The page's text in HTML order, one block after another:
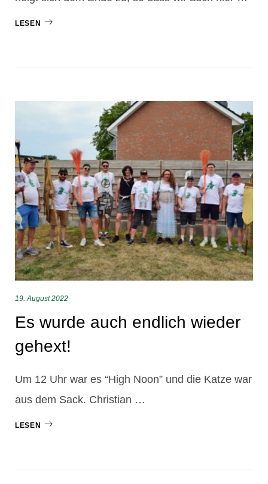
LESEN
19. August 2022
Es wurde auch endlich wieder
gehext!
Um 12 Uhr war es “High Noon” und die Katze war
aus dem Sack. Christian …
LESEN